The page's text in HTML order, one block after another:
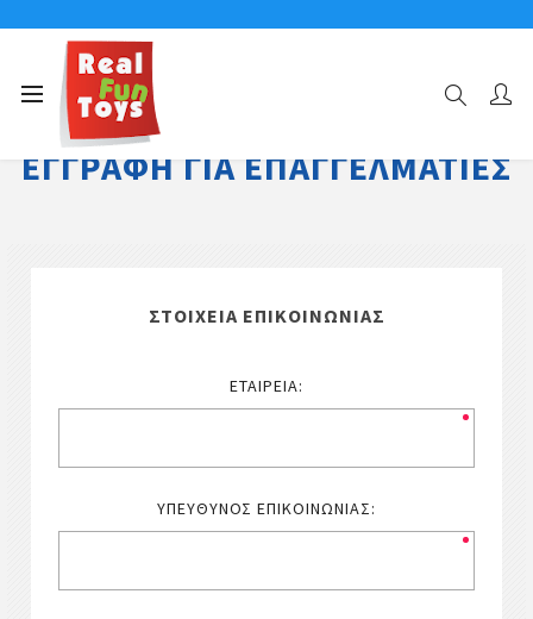
ΕΓΓΡΑΦΉ ΓΙΑ ΕΠΑΓΓΕΛΜΑΤΊΕΣ
ΣΤΟΙΧΕΊΑ ΕΠΙΚΟΙΝΩΝΊΑΣ
ΕΤΑΙΡΕΊΑ:
ΥΠΕΎΘΥΝΟΣ ΕΠΙΚΟΙΝΩΝΊΑΣ: